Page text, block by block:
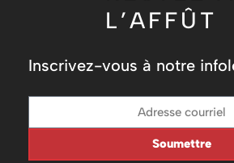
L’AFFÛT
Inscrivez-vous à notre
Soumettre